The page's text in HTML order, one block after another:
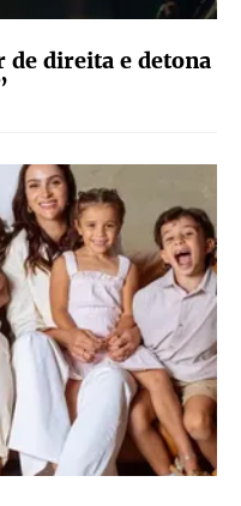
de direita e detona